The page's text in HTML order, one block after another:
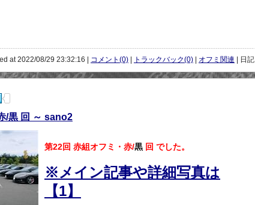
at 2022/08/29 23:32:16 | コメント(0) | トラックバック(0) | オフミ関連 | 日記
/黒 回 ～ sano2
第22回 赤組オフミ・赤/黒 回 でした。
※メイン記事や詳細写真は
【1】